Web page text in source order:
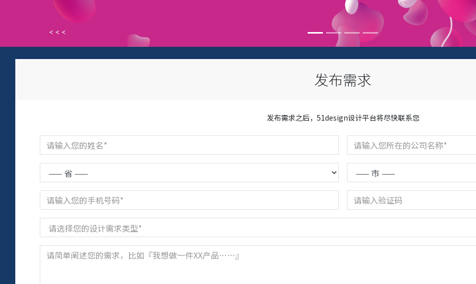
发布需求
发布需求之后，51design设计平台将尽快联系您